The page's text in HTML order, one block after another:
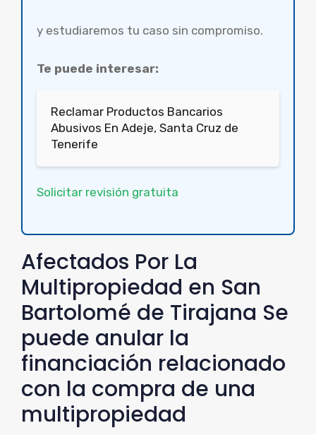
y estudiaremos tu caso sin compromiso.
Te puede interesar:
Reclamar Productos Bancarios
Abusivos En Adeje, Santa Cruz de
Tenerife
Solicitar revisión gratuita
Afectados Por La
Multipropiedad en San
Bartolomé de Tirajana Se
puede anular la
financiación relacionado
con la compra de una
multipropiedad